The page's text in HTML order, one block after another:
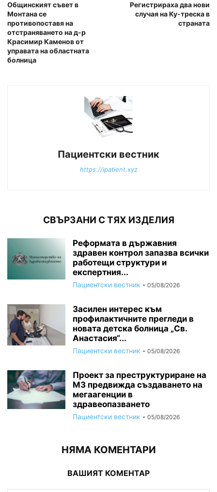
Общинският съвет в
Монтана се
противопоставя на
отстраняването на д-р
Красимир Каменов от
управата на областната
болница
Регистрираха два нови
случая на Ку-треска в
страната
Пациентски вестник
https://ipatient.xyz
СВЪРЗАНИ С ТЯХ ИЗДЕЛИЯ
Реформата в държавния
здравен контрол запазва всички
работещи структури и
експертния...
Пациентски вестник - 05/08/2026
Засилен интерес към
профилактичните прегледи в
новата детска болница „Св.
Анастасия“...
Пациентски вестник - 05/08/2026
Проект за преструктуриране на
МЗ предвижда създаването на
мегаагенции в
здравеопазването
Пациентски вестник - 05/08/2026
НЯМА КОМЕНТАРИ
ВАШИЯТ КОМЕНТАР